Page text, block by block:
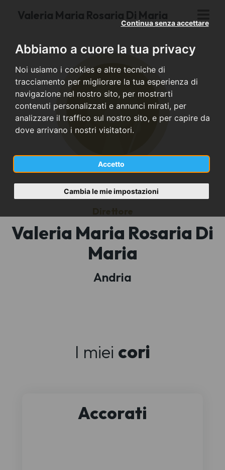
Abbiamo a cuore la tua privacy
Noi usiamo i cookies e altre tecniche di
tracciamento per migliorare la tua esperienza di
navigazione nel nostro sito, per mostrarti
contenuti personalizzati e annunci mirati, per
analizzare il traffico sul nostro sito, e per capire da
dove arrivano i nostri visitatori.
Accetto
Continua senza accettare
Cambia le mie impostazioni
Valeria Maria Rosaria Di Maria
Valeria Maria Rosaria Di
Maria
Andria
I miei cori
Accorati